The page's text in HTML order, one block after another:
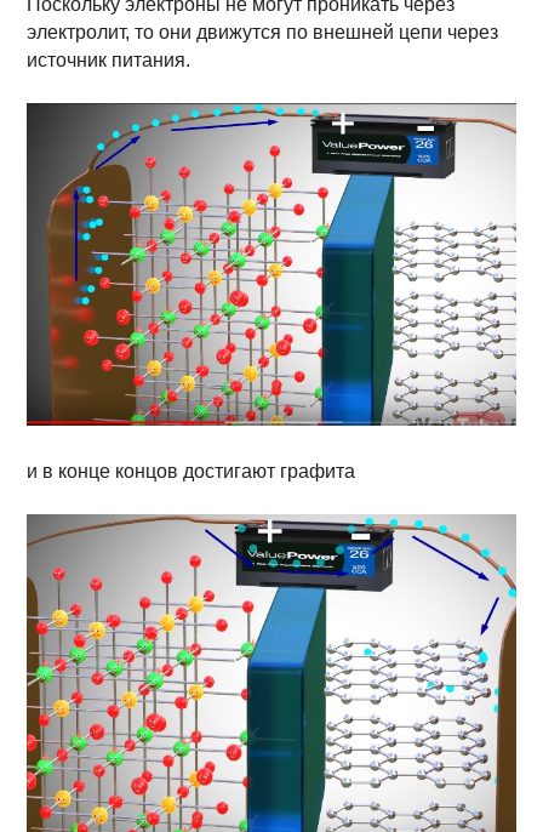
электролит, то они движутся по внешней цепи через
источник питания.
и в конце концов достигают графита